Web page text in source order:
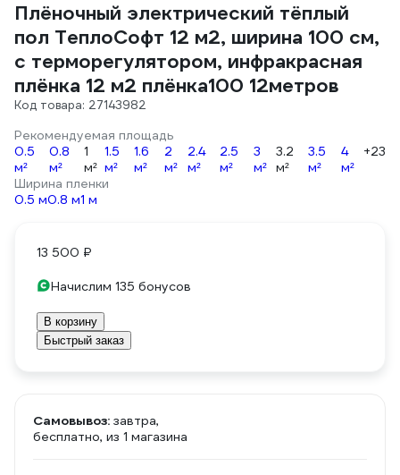
Плёночный электрический тёплый
пол ТеплоСофт 12 м2, ширина 100 см,
с терморегулятором, инфракрасная
плёнка 12 м2 плёнка100 12метров
Код товара: 27143982
Рекомендуемая площадь
0.5
м²
0.8
м²
1
м²
1.5
м²
1.6
м²
2
м²
2.4
м²
2.5
м²
3
м²
3.2
м²
3.5
м²
4
м²
+23
Ширина пленки
0.5 м0.8 м1 м
13 500 ₽
Начислим 135 бонусов
В корзину
Быстрый заказ
Самовывоз: завтра,
бесплатно, из 1 магазина